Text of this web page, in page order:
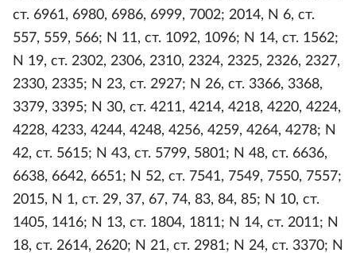
ст. 6961, 6980, 6986, 6999, 7002; 2014, N 6, ст.
557, 559, 566; N 11, ст. 1092, 1096; N 14, ст. 1562;
N 19, ст. 2302, 2306, 2310, 2324, 2325, 2326, 2327,
2330, 2335; N 23, ст. 2927; N 26, ст. 3366, 3368,
3379, 3395; N 30, ст. 4211, 4214, 4218, 4220, 4224,
4228, 4233, 4244, 4248, 4256, 4259, 4264, 4278; N
42, ст. 5615; N 43, ст. 5799, 5801; N 48, ст. 6636,
6638, 6642, 6651; N 52, ст. 7541, 7549, 7550, 7557;
2015, N 1, ст. 29, 37, 67, 74, 83, 84, 85; N 10, ст.
1405, 1416; N 13, ст. 1804, 1811; N 14, ст. 2011; N
18, ст. 2614, 2620; N 21, ст. 2981; N 24, ст. 3370; N